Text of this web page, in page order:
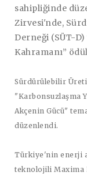
sahipliğinde
Zirvesi'nde,
Derneği (SÜT-
Kahramanı”
Sürdürülebilir
"Karbonsuzlaşma
Akçenin Gücü"
düzenlendi.
Türkiye'nin enerji
teknolojili Maxima